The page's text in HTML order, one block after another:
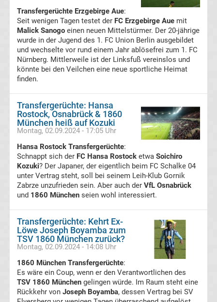
3.
Liga
Torjäger
Liga
Livestream
Transfergerüchte
international
Transfergerüchte
Deutschland
Transfergerüchte
England
Transfergerüchte
Transfergerüchte Erzgebirge Aue:
Seit wenigen Tagen testet der FC Erzgebirge Aue mit
Malick Sanogo einen neuen Mittelstürmer. Der 20-jährige
wurde in der Jugend des 1. FC Union Berlin ausgebildet
und wechselte vor rund einem Jahr ablösefrei zum 1. FC
Nürnberg. Mittlerweile ist der Linksfuß vereinslos und
könnte bei den Veilchen eine neue sportliche Heimat
finden.
Transfergerüchte: Hansa
Rostock, Osnabrück & 1860
München heiß auf Kozuki
Montag, 02.09.2024 - 17:05 Uhr
Hansa Rostock Transfergerüchte:
Schnappt sich der FC Hansa Rostock etwa Soichiro
Kozuki? Der Japaner, der eigentlich beim FC Schalke 04
unter Vertrag steht, soll bei seinem Leih-Klub Gornik
Zabrze unzufrieden sein. Aber auch der VfL Osnabrück
und 1860 München seien wohl interessiert.
Transfergerüchte: Kehrt Ex-
Löwe Joseph Boyamba zum
TSV 1860 München zurück?
Montag, 02.09.2024 - 14:08 Uhr
1860 München Transfergerüchte:
Es wäre ein Coup, wenn er den Verantwortlichen des
TSV 1860 München gelingen würde. Im Raum steht eine
Rückkehr von Joseph Boyamba, dessen Vertrag bei SV